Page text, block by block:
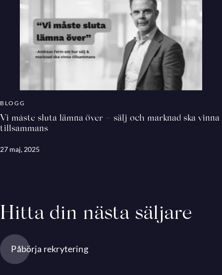
BLOGG
Vi måste sluta lämna över – sälj och marknad ska vinna
tillsammans
27 maj, 2025
Hitta din nästa säljare
Påbörja rekrytering